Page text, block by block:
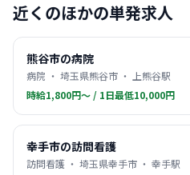
近くのほかの単発求人
熊谷市の病院
病院 ・ 埼玉県熊谷市 ・ 上熊谷駅
時給1,800円〜 / 1日最低10,000円
幸手市の訪問看護
訪問看護 ・ 埼玉県幸手市 ・ 幸手駅